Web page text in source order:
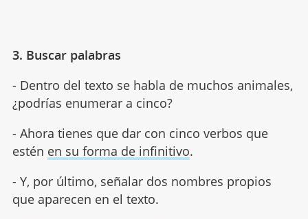
3. Buscar palabras
- Dentro del texto se habla de muchos animales,
¿podrías enumerar a cinco?
- Ahora tienes que dar con cinco verbos que
estén en su forma de infinitivo.
- Y, por último, señalar dos nombres propios
que aparecen en el texto.